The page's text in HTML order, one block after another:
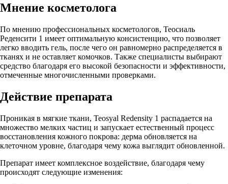
Мнение косметолога
По мнению профессиональных косметологов, Теосиаль
Реденсити 1 имеет оптимальную консистенцию, что позволяет
легко вводить гель, после чего он равномерно распределяется в
тканях и не оставляет комочков. Также специалисты выбирают
средство благодаря его высокой безопасности и эффективности,
отмеченные многочисленными проверками.
Действие препарата
Проникая в мягкие ткани, Teosyal Redensity 1 распадается на
множество мелких частиц и запускает естественный процесс
восстановления кожного покрова: дерма обновляется на
клеточном уровне, благодаря чему кожа выглядит обновленной.
Препарат имеет комплексное воздействие, благодаря чему
происходят следующие изменения: